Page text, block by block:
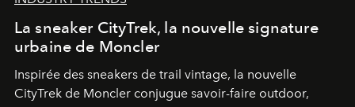
La sneaker CityTrek, la nouvelle signature
urbaine de Moncler
Inspirée des sneakers de trail vintage, la nouvelle
CityTrek de Moncler conjugue savoir-faire outdoor,